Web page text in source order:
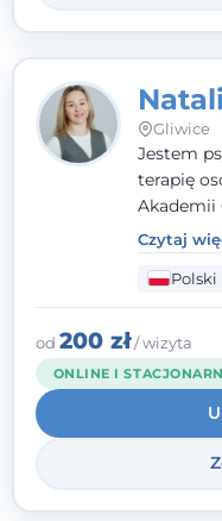
Gliwice
Jestem
terapię
Akademii
kliniczną.
stresie
spotkanie
Czytaj
Polski
od 200 zł/ wizyta
ONLINE I